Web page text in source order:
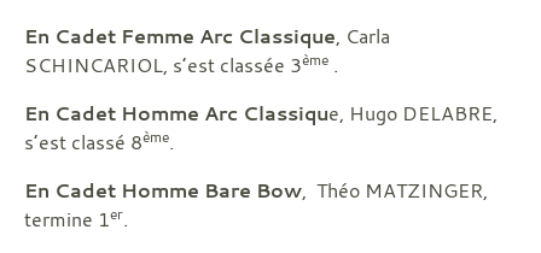
En Cadet Femme Arc Classique, Carla
SCHINCARIOL, s’est classée 3ème .
En Cadet Homme Arc Classique, Hugo DELABRE,
s’est classé 8ème.
En Cadet Homme Bare Bow, Théo MATZINGER,
termine 1er.